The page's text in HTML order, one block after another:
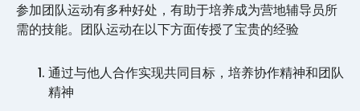
参加团队运动有多种好处，有助于培养成为营地辅导员所
需的技能。团队运动在以下方面传授了宝贵的经验
通过与他人合作实现共同目标，培养协作精神和团队
精神